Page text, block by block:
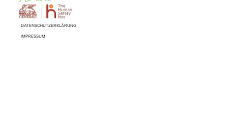
DATENSCHUTZERKLÄRUNG
IMPRESSUM